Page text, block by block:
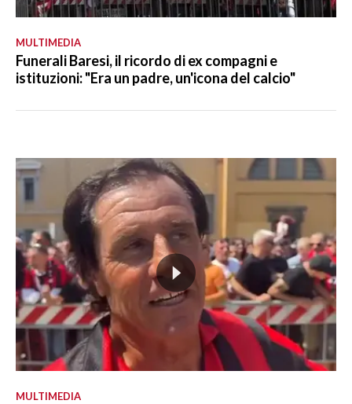
MULTIMEDIA
Funerali Baresi, il ricordo di ex compagni e
istituzioni: "Era un padre, un'icona del calcio"
MULTIMEDIA